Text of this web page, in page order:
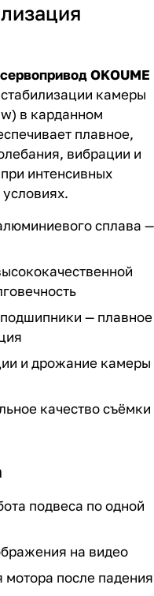
OKOUME
камеры
в карданном
плавное,
вибрации и
интенсивных
сплава —
— плавное
и дрожание камеры
качество съёмки
подвеса по одной
на видео
после падения